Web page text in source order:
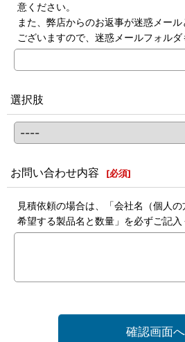
意ください。
また、弊店からのお返事が迷惑メー
ございますので、迷惑メールフォルダ
選択肢
お問い合わせ内容 [必須]
見積依頼の場合は、「会社名（個人
希望する製品名と数量」を必ずご記入
確認画面へ